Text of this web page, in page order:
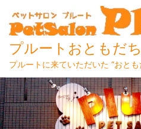
Skip
to
content
プルートおともだち
プルートに来ていただいた ”おと